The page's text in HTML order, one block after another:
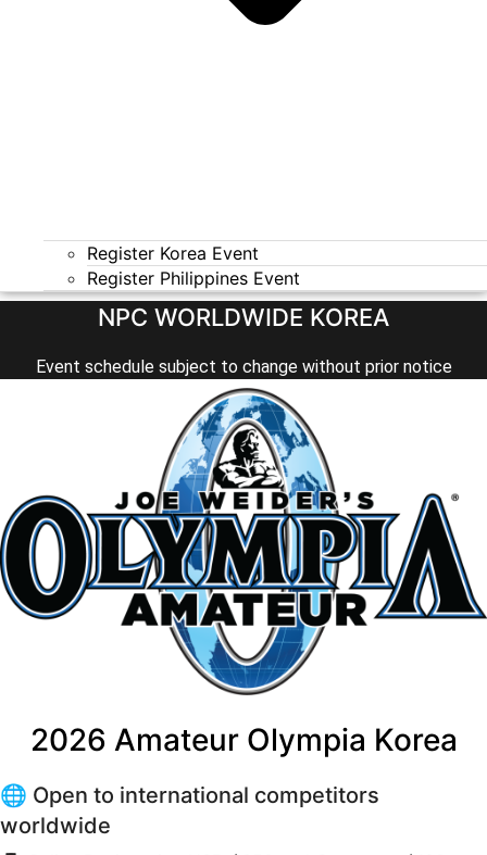
Register Korea Event
Register Philippines Event
NPC WORLDWIDE KOREA
Event schedule subject to change without prior notice
2026 Amateur Olympia Korea
🌐 Open to international competitors
worldwide